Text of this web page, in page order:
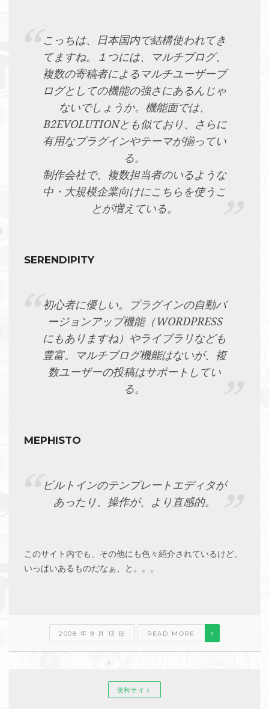
こっちは、日本国内で結構使われてき
てますね。１つには、マルチブログ、
複数の寄稿者によるマルチユーザーブ
ログとしての機能の強さにあるんじゃ
ないでしょうか。機能面では、
B2EVOLUTIONとも似ており、さらに
有用なプラグインやテーマが揃ってい
る。
制作会社で、複数担当者のいるような
中・大規模企業向けにこちらを使うこ
とが増えている。
SERENDIPITY
初心者に優しい。プラグインの自動バ
ージョンアップ機能（WORDPRESS
にもありますね）やライブラリなども
豊富。マルチブログ機能はないが、複
数ユーザーの投稿はサポートしてい
る。
MEPHISTO
ビルトインのテンプレートエディタが
あったり、操作が、より直感的。
このサイト内でも、その他にも色々紹介されているけど、
いっぱいあるものだなぁ、と。。。
2008 年 9 月 13 日 READ MORE
便利サイト